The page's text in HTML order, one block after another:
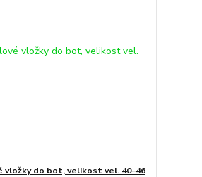
vložky do bot, velikost vel. 40–46